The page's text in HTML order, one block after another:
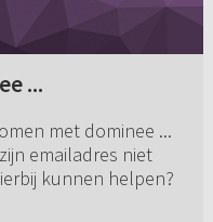
...
met dominee ...
emailadres niet
kunnen helpen?